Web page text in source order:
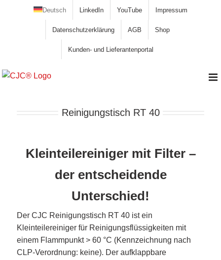
Deutsch LinkedIn YouTube Impressum
Datenschutzerklärung AGB Shop
Kunden- und Lieferantenportal
Reinigungstisch RT 40
Kleinteilereiniger mit Filter –
der entscheidende
Unterschied!
Der CJC Reinigungstisch RT 40 ist ein
Kleinteilereiniger für Reinigungsflüssigkeiten mit
einem Flammpunkt > 60 °C (Kennzeichnung nach
CLP-Verordnung: keine). Der aufklappbare